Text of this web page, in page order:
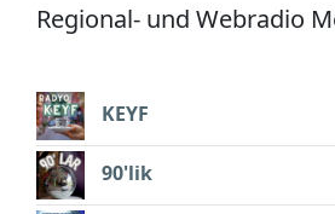
Regional- und Webradio
KEYF
90'lik